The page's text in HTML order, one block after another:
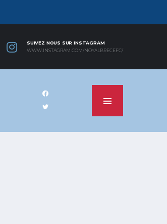
SUIVEZ NOUS SUR INSTAGRAM
WWW.INSTAGRAM.COM/NOYALBRECEFC/